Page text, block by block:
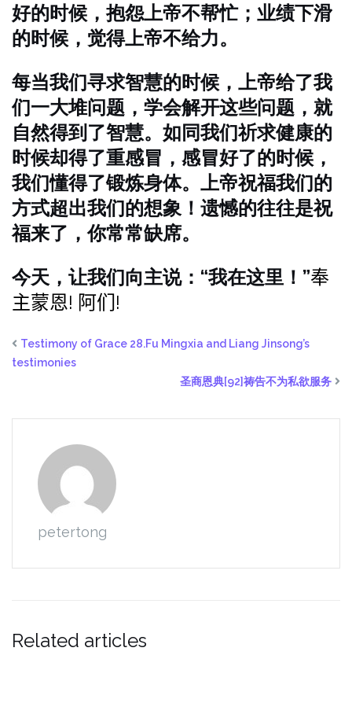
好的时候，抱怨上帝不帮忙；业绩下滑
的时候，觉得上帝不给力。
每当我们寻求智慧的时候，上帝给了我
们一大堆问题，学会解开这些问题，就
自然得到了智慧。如同我们祈求健康的
时候却得了重感冒，感冒好了的时候，
我们懂得了锻炼身体。上帝祝福我们的
方式超出我们的想象！遗憾的往往是祝
福来了，你常常缺席。
今天，让我们向主说：“我在这里！”奉
主蒙恩! 阿们!
Testimony of Grace 28.Fu Mingxia and Liang Jinsong’s
testimonies
圣商恩典[92]祷告不为私欲服务
petertong
Related articles